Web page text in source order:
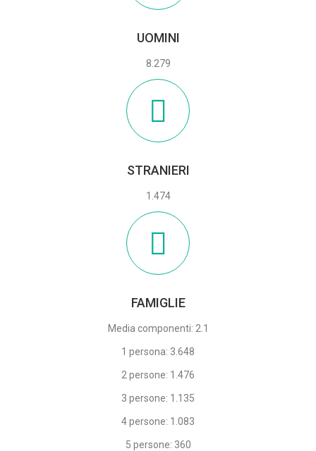
UOMINI
8.279
STRANIERI
1.474
FAMIGLIE
Media componenti: 2.1
1 persona: 3.648
2 persone: 1.476
3 persone: 1.135
4 persone: 1.083
5 persone: 360